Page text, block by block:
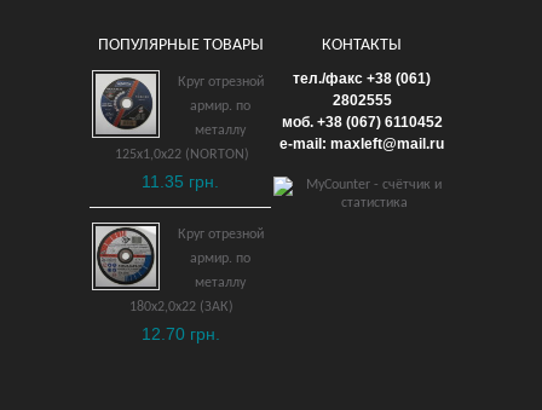
Болторез 620 мм
взрывобезопасный ВБ
24,450 грн.
ДОБАВИТЬ В КОРЗИНУ
ПОПУЛЯРНЫЕ ТОВАРЫ
Круг отрезной
армир. по
металлу
125х1,0х22 (NORTON)
11.35 грн.
Круг отрезной
армир. по
металлу
180х2,0х22 (ЗАК)
12.70 грн.
КОНТАКТЫ
тел./факс +38 (061)
2802555
моб. +38 (067) 6110452
e-mail: maxleft@mail.ru